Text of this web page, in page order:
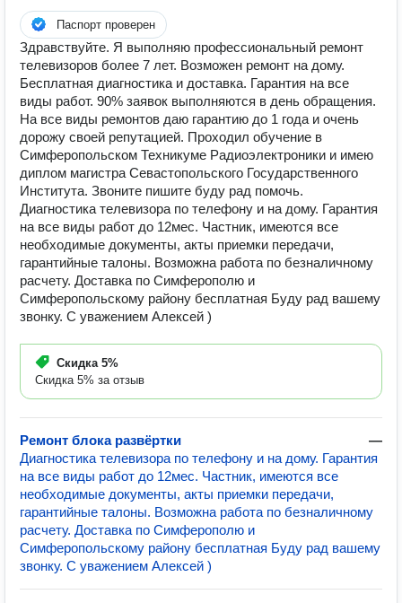
Паспорт проверен
Здравствуйте. Я выполняю профессиональный ремонт
телевизоров более 7 лет. Возможен ремонт на дому.
Бесплатная диагностика и доставка. Гарантия на все
виды работ. 90% заявок выполняются в день обращения.
На все виды ремонтов даю гарантию до 1 года и очень
дорожу своей репутацией. Проходил обучение в
Симферопольском Техникуме Радиоэлектроники и имею
диплом магистра Севастопольского Государственного
Института. Звоните пишите буду рад помочь.
Диагностика телевизора по телефону и на дому. Гарантия
на все виды работ до 12мес. Частник, имеются все
необходимые документы, акты приемки передачи,
гарантийные талоны. Возможна работа по безналичному
расчету. Доставка по Симферополю и
Симферопольскому району бесплатная Буду рад вашему
звонку. С уважением Алексей )
Скидка 5%
Скидка 5% за отзыв
Ремонт блока развёртки
—
Диагностика телевизора по телефону и на дому. Гарантия
на все виды работ до 12мес. Частник, имеются все
необходимые документы, акты приемки передачи,
гарантийные талоны. Возможна работа по безналичному
расчету. Доставка по Симферополю и
Симферопольскому району бесплатная Буду рад вашему
звонку. С уважением Алексей )